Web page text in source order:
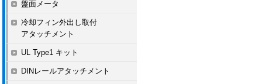
盤面メータ
冷却フィン外出し取付
アタッチメント
UL Type1 キット
DINレールアタッチメント